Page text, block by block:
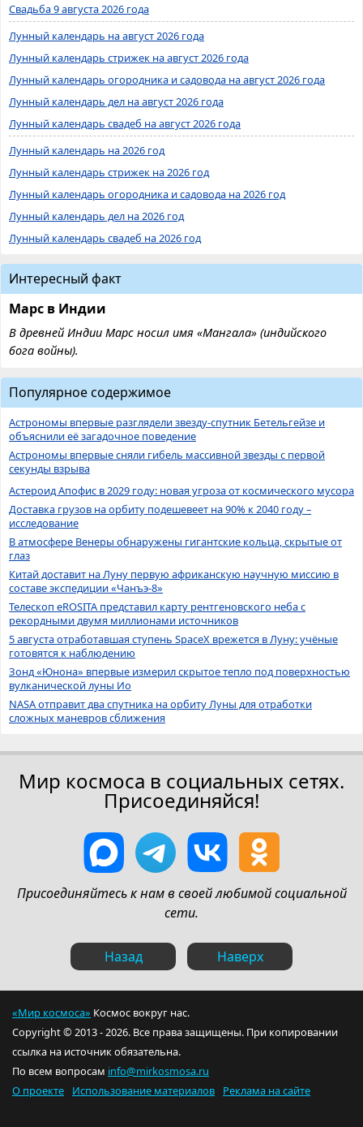
Свадьба 9 августа 2026 года
Лунный календарь на август 2026 года
Лунный календарь стрижек на август 2026 года
Лунный календарь огородника и садовода на август 2026 года
Лунный календарь дел на август 2026 года
Лунный календарь свадеб на август 2026 года
Лунный календарь на 2026 год
Лунный календарь стрижек на 2026 год
Лунный календарь огородника и садовода на 2026 год
Лунный календарь дел на 2026 год
Лунный календарь свадеб на 2026 год
Интересный факт
Марс в Индии
В древней Индии Марс носил имя «Мангала» (индийского
бога войны).
Популярное содержимое
Астрономы впервые разглядели звезду-спутник Бетельгейзе и
объяснили её загадочное поведение
Астрономы впервые сняли гибель массивной звезды с первой
секунды взрыва
Астероид Апофис в 2029 году: новая угроза от космического мусора
Доставка грузов на орбиту подешевеет на 90% к 2040 году –
исследование
В атмосфере Венеры обнаружены гигантские кольца, скрытые от
глаз
Китай доставит на Луну первую африканскую научную миссию в
составе экспедиции «Чанъэ-8»
Телескоп eROSITA представил карту рентгеновского неба с
рекордными двумя миллионами источников
5 августа отработавшая ступень SpaceX врежется в Луну: учёные
готовятся к наблюдению
Зонд «Юнона» впервые измерил скрытое тепло под поверхностью
вулканической луны Ио
NASA отправит два спутника на орбиту Луны для отработки
сложных маневров сближения
Мир космоса в социальных сетях.
Присоединяйся!
Присоединяйтесь к нам в своей любимой социальной
сети.
Назад Наверх
«Мир космоса» Космос вокруг нас.
Copyright © 2013 - 2026. Все права защищены. При копировании
ссылка на источник обязательна.
По всем вопросам info@mirkosmosa.ru
О проекте
Использование материалов Реклама на сайте